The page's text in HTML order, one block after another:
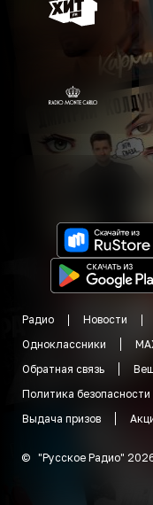
Радио Новости
Одноклассники
Обратная связь
Политика безопасности
Выдача призов
© "Русское Радио"